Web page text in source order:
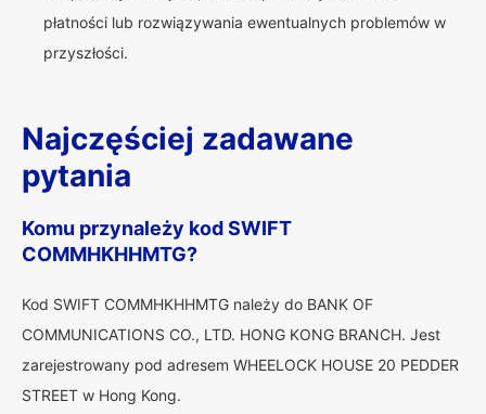
płatności lub rozwiązywania ewentualnych problemów w
przyszłości.
Najczęściej zadawane
pytania
Komu przynależy kod SWIFT
COMMHKHHMTG?
Kod SWIFT COMMHKHHMTG należy do BANK OF
COMMUNICATIONS CO., LTD. HONG KONG BRANCH. Jest
zarejestrowany pod adresem WHEELOCK HOUSE 20 PEDDER
STREET w Hong Kong.